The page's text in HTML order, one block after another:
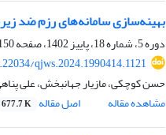
بهینه‌سازی سامانه‌های رزم ضد
دوره 5، شماره 18، پاییز 1402، صفحه
175
qjws.2024.1990414.1121
حسن کوچکی، مازیار جهانبخش، علی
مشاهده مقاله
اصل مقاله 677.7 K